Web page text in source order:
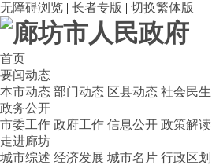
无障碍浏览 | 长者专版 | 切换繁体版
首页
要闻动态
本市动态 部门动态 区县动态 社会民生
政务公开
市委工作 政府工作 信息公开 政策解读
走进廊坊
城市综述 经济发展 城市名片 行政区划